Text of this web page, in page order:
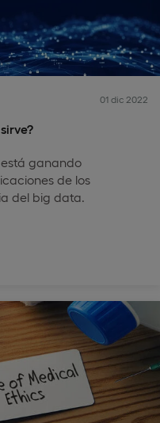
01 dic 2022
ganando
de los
del big data.